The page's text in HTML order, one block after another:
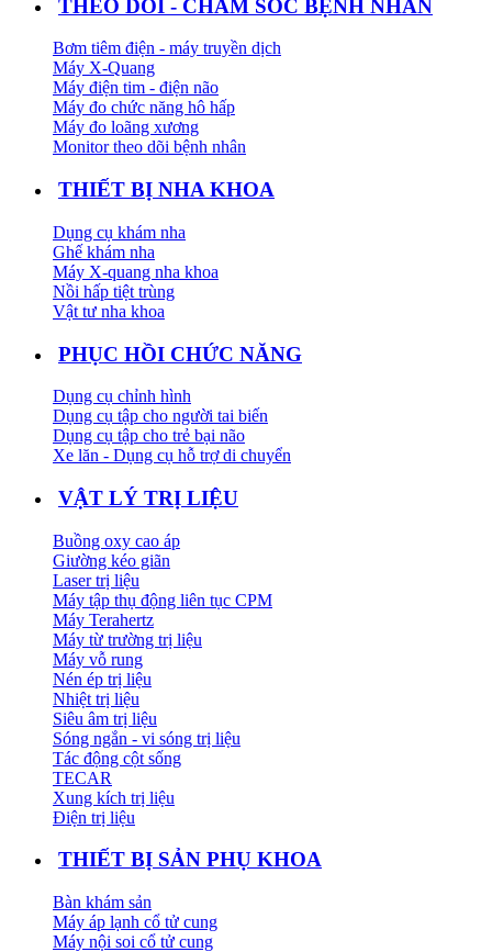
THEO DÕI - CHĂM SÓC BỆNH NHÂN
Bơm tiêm điện - máy truyền dịch
Máy X-Quang
Máy điện tim - điện não
Máy đo chức năng hô hấp
Máy đo loãng xương
Monitor theo dõi bệnh nhân
THIẾT BỊ NHA KHOA
Dụng cụ khám nha
Ghế khám nha
Máy X-quang nha khoa
Nồi hấp tiệt trùng
Vật tư nha khoa
PHỤC HỒI CHỨC NĂNG
Dụng cụ chỉnh hình
Dụng cụ tập cho người tai biến
Dụng cụ tập cho trẻ bại não
Xe lăn - Dụng cụ hỗ trợ di chuyển
VẬT LÝ TRỊ LIỆU
Buồng oxy cao áp
Giường kéo giãn
Laser trị liệu
Máy tập thụ động liên tục CPM
Máy Terahertz
Máy từ trường trị liệu
Máy vỗ rung
Nén ép trị liệu
Nhiệt trị liệu
Siêu âm trị liệu
Sóng ngắn - vi sóng trị liệu
Tác động cột sống
TECAR
Xung kích trị liệu
Điện trị liệu
THIẾT BỊ SẢN PHỤ KHOA
Bàn khám sản
Máy áp lạnh cổ tử cung
Máy nội soi cổ tử cung